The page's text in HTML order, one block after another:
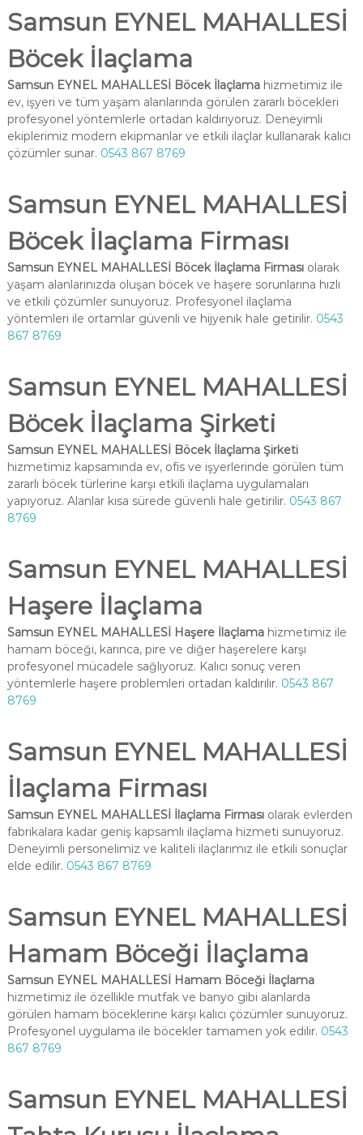
Samsun EYNEL MAHALLESİ
Böcek İlaçlama
Samsun EYNEL MAHALLESİ Böcek İlaçlamahizmetimiz ile
ev, işyeri ve tüm yaşam alanlarında görülen zararlı böcekleri
profesyonel yöntemlerle ortadan kaldırıyoruz. Deneyimli
ekiplerimiz modern ekipmanlar ve etkili ilaçlar kullanarak kalıcı
çözümler sunar. 0543 867 8769
Samsun EYNEL MAHALLESİ
Böcek İlaçlama Firması
Samsun EYNEL MAHALLESİ Böcek İlaçlama Firmasıolarak
yaşam alanlarınızda oluşan böcek ve haşere sorunlarına hızlı
ve etkili çözümler sunuyoruz. Profesyonel ilaçlama
yöntemleri ile ortamlar güvenli ve hijyenik hale getirilir. 0543
867 8769
Samsun EYNEL MAHALLESİ
Böcek İlaçlama Şirketi
Samsun EYNEL MAHALLESİ Böcek İlaçlama Şirketi
hizmetimiz kapsamında ev, ofis ve işyerlerinde görülen tüm
zararlı böcek türlerine karşı etkili ilaçlama uygulamaları
yapıyoruz. Alanlar kısa sürede güvenli hale getirilir. 0543 867
8769
Samsun EYNEL MAHALLESİ
Haşere İlaçlama
Samsun EYNEL MAHALLESİ Haşere İlaçlamahizmetimiz ile
hamam böceği, karınca, pire ve diğer haşerelere karşı
profesyonel mücadele sağlıyoruz. Kalıcı sonuç veren
yöntemlerle haşere problemleri ortadan kaldırılır. 0543 867
8769
Samsun EYNEL MAHALLESİ
İlaçlama Firması
Samsun EYNEL MAHALLESİ İlaçlama Firmasıolarak evlerden
fabrikalara kadar geniş kapsamlı ilaçlama hizmeti sunuyoruz.
Deneyimli personelimiz ve kaliteli ilaçlarımız ile etkili sonuçlar
elde edilir. 0543 867 8769
Samsun EYNEL MAHALLESİ
Hamam Böceği İlaçlama
Samsun EYNEL MAHALLESİ Hamam Böceği İlaçlama
hizmetimiz ile özellikle mutfak ve banyo gibi alanlarda
görülen hamam böceklerine karşı kalıcı çözümler sunuyoruz.
Profesyonel uygulama ile böcekler tamamen yok edilir. 0543
867 8769
Samsun EYNEL MAHALLESİ